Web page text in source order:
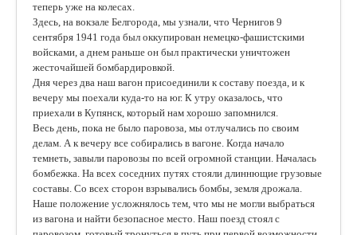
теперь уже на колесах.
Здесь, на вокзале Белгорода, мы узнали, что Чернигов 9
сентября 1941 года был оккупирован немецко-фашистскими
войсками, а днем раньше он был практически уничтожен
жесточайшей бомбардировкой.
Дня через два наш вагон присоединили к составу поезда, и к
вечеру мы поехали куда-то на юг. К утру оказалось, что
приехали в Купянск, который нам хорошо запомнился.
Весь день, пока не было паровоза, мы отлучались по своим
делам. А к вечеру все собирались в вагоне. Когда начало
темнеть, завыли паровозы по всей огромной станции. Началась
бомбежка. На всех соседних путях стояли длиннющие грузовые
составы. Со всех сторон взрывались бомбы, земля дрожала.
Наше положение усложнялось тем, что мы не могли выбраться
из вагона и найти безопасное место. Наш поезд стоял с